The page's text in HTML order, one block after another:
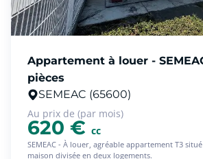
Appartement à louer -
pièces
SEMEAC (65600)
Au prix de (par mois)
620 € cc
SEMEAC - À louer, agréable appartement T3
maison divisée en deux logements.